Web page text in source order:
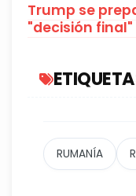
Trump se
"decisión
RUMANÍA